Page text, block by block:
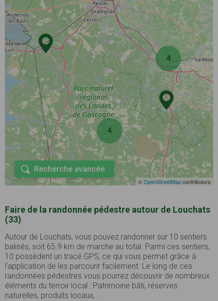
4
4
©OpenStreetMapcontributors
Recherche avancée
Faire de la randonnée pédestre autour de Louchats
(33)
Autour de Louchats, vous pouvez randonner sur 10 sentiers
balisés, soit 65.9 km de marche au total. Parmi ces sentiers,
10 possèdent un tracé GPS, ce qui vous permet grâce à
l'application de les parcourir facilement. Le long de ces
randonnées pédestres vous pourrez découvrir de nombreux
éléments du terroir local : Patrimoine bâti, réserves
naturelles, produits locaux, ...